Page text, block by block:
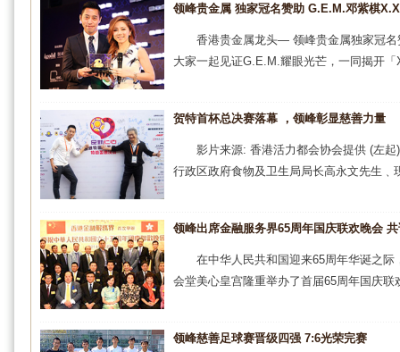
领峰贵金属 独家冠名赞助 G.E.M.邓紫棋
香港贵金属龙头— 领峰贵金属独家冠
大家一起见证G.E.M.耀眼光芒，一同揭开
贺特首杯总决赛落幕 ，领峰彰显慈善力量
影片来源: 香港活力都会协会提供 (左
行政区政府食物及卫生局局长高永文先生﹑
领峰出席金融服务界65周年国庆联欢晚会
在中华人民共和国迎来65周年华诞之
会堂美心皇宫隆重举办了首届65周年国庆
领峰慈善足球赛晋级四强 7:6光荣完赛